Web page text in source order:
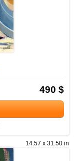
490 $
14.57 x 31.50 in